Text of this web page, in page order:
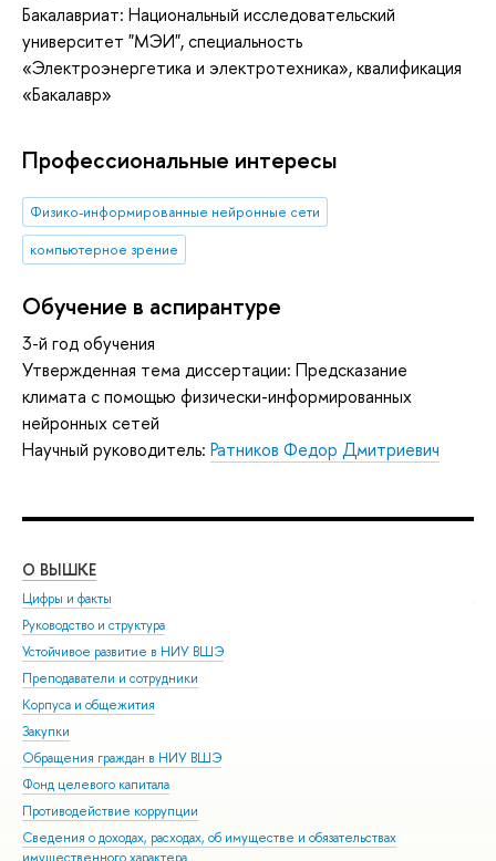
Бакалавриат: Национальный исследовательский
университет "МЭИ", специальность
«Электроэнергетика и электротехника», квалификация
«Бакалавр»
Профессиональные интересы
Физико-информированные нейронные сети
компьютерное зрение
Обучение в аспирантуре
3-й год обучения
Утвержденная тема диссертации: Предсказание
климата с помощью физически-информированных
нейронных сетей
Научный руководитель: Ратников Федор Дмитриевич
О ВЫШКЕ
Цифры и факты
Руководство и структура
Устойчивое развитие в НИУ ВШЭ
Преподаватели и сотрудники
Корпуса и общежития
Закупки
Обращения граждан в НИУ ВШЭ
Фонд целевого капитала
Противодействие коррупции
Сведения о доходах, расходах, об имуществе и обязательствах